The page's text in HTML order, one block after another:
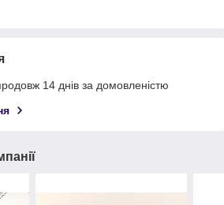
14 днів за домовленістю